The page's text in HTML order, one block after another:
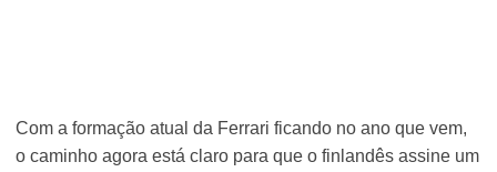
Com a formação atual da Ferrari ficando no ano que vem,
o caminho agora está claro para que o finlandês assine um